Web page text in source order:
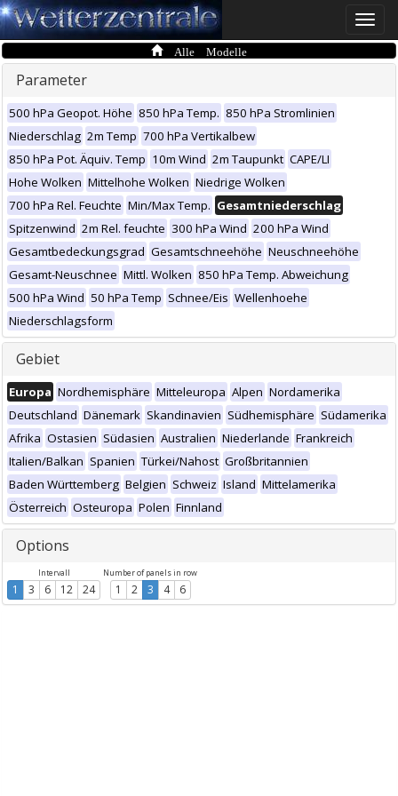
Toggle
Alle Modelle
Parameter
500 hPa Geopot. Höhe 850 hPa Temp. 850 hPa Stromlinien
Niederschlag 2m Temp 700 hPa Vertikalbew
850 hPa Pot. Äquiv. Temp 10m Wind 2m Taupunkt CAPE/LI
Hohe Wolken Mittelhohe Wolken Niedrige Wolken
700 hPa Rel. Feuchte Min/Max Temp. Gesamtniederschlag
Spitzenwind 2m Rel. feuchte 300 hPa Wind 200 hPa Wind
Gesamtbedeckungsgrad Gesamtschneehöhe Neuschneehöhe
Gesamt-Neuschnee Mittl. Wolken 850 hPa Temp. Abweichung
500 hPa Wind 50 hPa Temp Schnee/Eis Wellenhoehe
Niederschlagsform
Gebiet
Europa Nordhemisphäre Mitteleuropa Alpen Nordamerika
Deutschland Dänemark Skandinavien Südhemisphäre Südamerika
Afrika Ostasien Südasien Australien Niederlande Frankreich
Italien/Balkan Spanien Türkei/Nahost Großbritannien
Baden Württemberg Belgien Schweiz Island Mittelamerika
Österreich Osteuropa Polen Finnland
Options
Intervall
1 3 6 12 24
Number of panels in row
1 2 3 4 6